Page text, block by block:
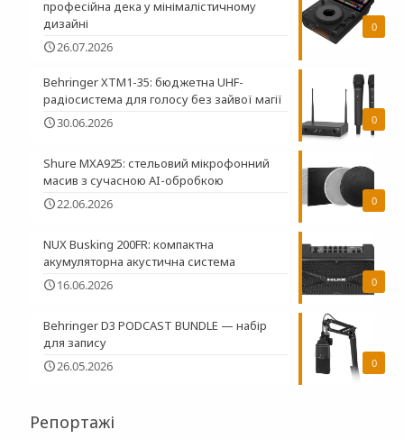
0
професійна дека у мінімалістичному
дизайні
26.07.2026
0
Behringer XTM1-35: бюджетна UHF-
радіосистема для голосу без зайвої магії
30.06.2026
0
Shure MXA925: стельовий мікрофонний
масив з сучасною AI-обробкою
22.06.2026
0
NUX Busking 200FR: компактна
акумуляторна акустична система
16.06.2026
0
Behringer D3 PODCAST BUNDLE — набір
для запису
26.05.2026
Репортажі